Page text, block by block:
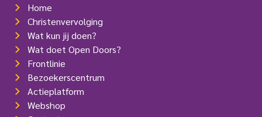
Home
Christenvervolging
Wat kun jij doen?
Wat doet Open Doors?
Frontlinie
Bezoekerscentrum
Actieplatform
Webshop